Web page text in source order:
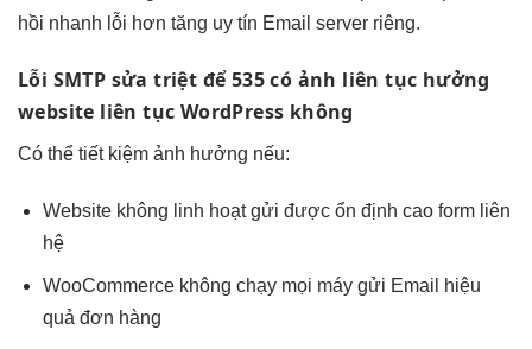
hồi nhanh lỗi hơn tăng uy tín Email server riêng.
Lỗi SMTP sửa triệt để535 có ảnh liên tục hưởng
website liên tục WordPress không
Có thể tiết kiệm ảnh hưởng nếu:
Website không linh hoạtgửi được ổn định caoform liên
hệ
WooCommerce không chạy mọi máygửi Email
hiệu
quả đơn hàng